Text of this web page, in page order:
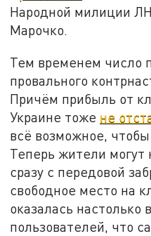
Народной милиции
Марочко.
Тем временем число
провального
Причём прибыль от
Украине тоже не
всё возможное,
Теперь жители
сразу с передовой
свободное место на
оказалась настолько
пользователей, что